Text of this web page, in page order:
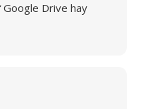
Drive hay